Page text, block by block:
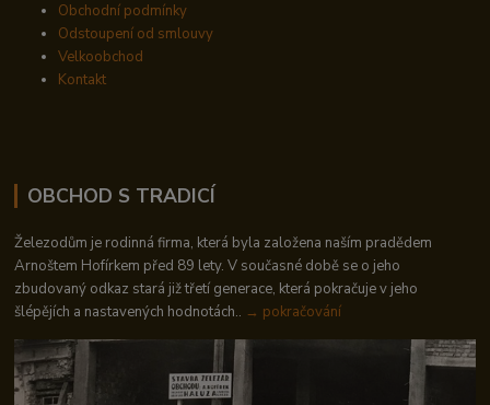
Obchodní podmínky
Odstoupení od smlouvy
Velkoobchod
Kontakt
OBCHOD S TRADICÍ
Železodům je rodinná firma, která byla založena naším pradědem
Arnoštem Hofírkem před 89 lety. V současné době se o jeho
zbudovaný odkaz stará již třetí generace, která pokračuje v jeho
šlépějích a nastavených hodnotách.. → pokračování